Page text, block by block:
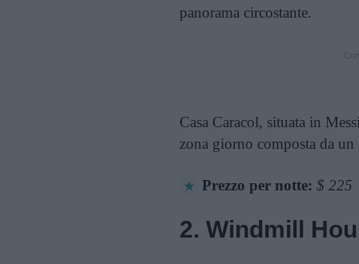
panorama circostante.
Casa Caracol, situata in
zona giorno composta da
Prezzo per notte: $ 225
2. Windmill